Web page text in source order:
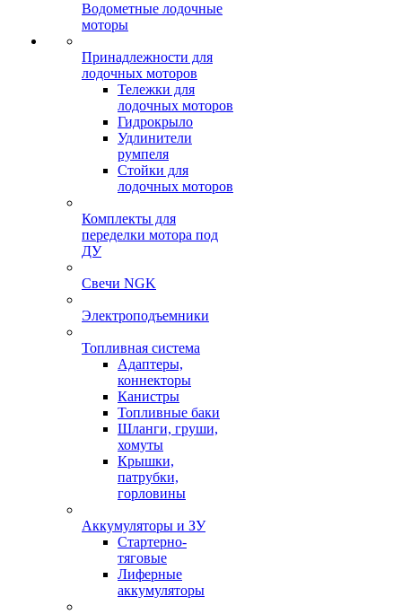
Водометные лодочные
моторы
Принадлежности для
лодочных моторов
Тележки для
лодочных моторов
Гидрокрыло
Удлинители
румпеля
Стойки для
лодочных моторов
Комплекты для
переделки мотора под
ДУ
Свечи NGK
Электроподъемники
Топливная система
Адаптеры,
коннекторы
Канистры
Топливные баки
Шланги, груши,
хомуты
Крышки,
патрубки,
горловины
Аккумуляторы и ЗУ
Стартерно-
тяговые
Лиферные
аккумуляторы